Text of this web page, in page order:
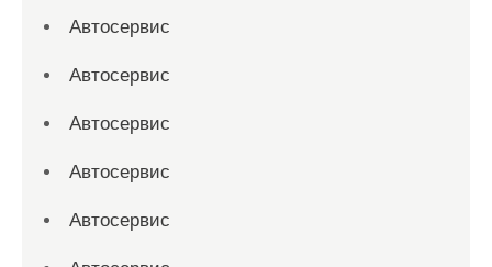
Автосервис
Автосервис
Автосервис
Автосервис
Автосервис